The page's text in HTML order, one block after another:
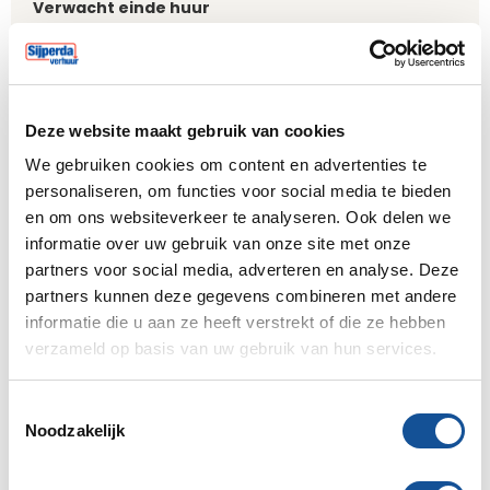
Deze website maakt gebruik van cookies
We gebruiken cookies om content en advertenties te
personaliseren, om functies voor social media te bieden
en om ons websiteverkeer te analyseren. Ook delen we
informatie over uw gebruik van onze site met onze
partners voor social media, adverteren en analyse. Deze
partners kunnen deze gegevens combineren met andere
informatie die u aan ze heeft verstrekt of die ze hebben
verzameld op basis van uw gebruik van hun services.
Noodzakelijk
Verwacht einde huur
De einddatum is een indicatie, je dient nog wel definitief
af te melden voor retour.
Aantal
Subtotaal € 60,00
€ 72,60 incl. BTW
Milieuheffing